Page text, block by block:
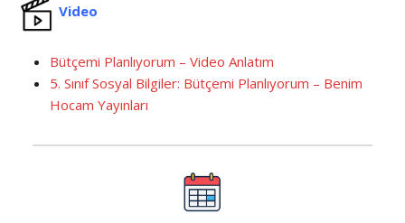
Video
Bütçemi Planlıyorum – Video Anlatım
5. Sınıf Sosyal Bilgiler: Bütçemi Planlıyorum – Benim
Hocam Yayınları